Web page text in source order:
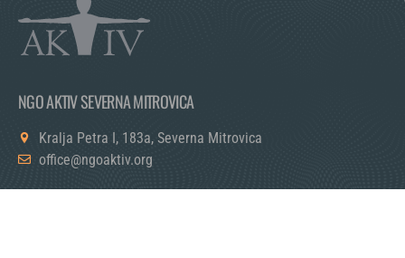
NGO AKTIV SEVERNA MITROVICA
Kralja Petra I, 183a, Severna Mitrovica
office@ngoaktiv.org